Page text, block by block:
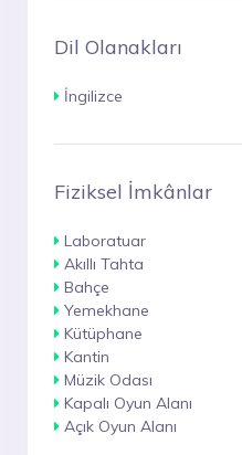
Dil Olanakları
İngilizce
Fiziksel İmkânlar
Laboratuar
Akıllı Tahta
Bahçe
Yemekhane
Kütüphane
Kantin
Müzik Odası
Kapalı Oyun Alanı
Açık Oyun Alanı